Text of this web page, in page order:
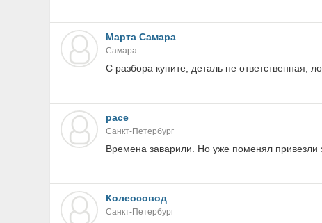
Марта Самара
Самара
С разбора купите, деталь не ответственная,
pace
Санкт-Петербург
Времена заварили. Но уже поменял привезли
Колеосовод
Санкт-Петербург